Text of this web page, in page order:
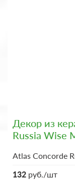
Декор из
Russia Wise
Atlas Concorde
132 руб./шт